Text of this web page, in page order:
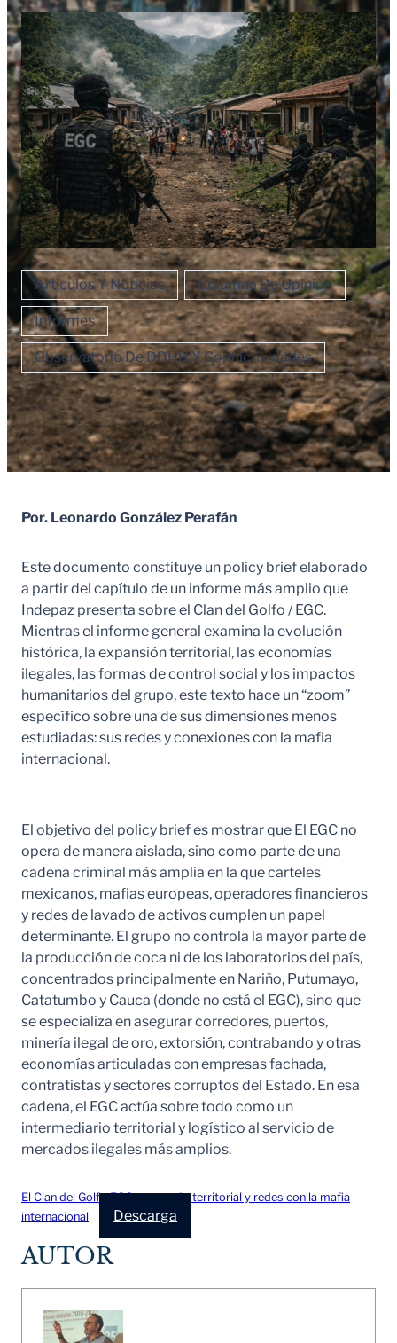
Artículos Y Noticias Columna De Opinión
Informes
Observatorio De DDHH Y Conflictividades
Por. Leonardo González Perafán
Este documento constituye un policy brief elaborado
a partir del capítulo de un informe más amplio que
Indepaz presenta sobre el Clan del Golfo / EGC.
Mientras el informe general examina la evolución
histórica, la expansión territorial, las economías
ilegales, las formas de control social y los impactos
humanitarios del grupo, este texto hace un “zoom”
específico sobre una de sus dimensiones menos
estudiadas: sus redes y conexiones con la mafia
internacional.
El objetivo del policy brief es mostrar que El EGC no
opera de manera aislada, sino como parte de una
cadena criminal más amplia en la que carteles
mexicanos, mafias europeas, operadores financieros
y redes de lavado de activos cumplen un papel
determinante. El grupo no controla la mayor parte de
la producción de coca ni de los laboratorios del país,
concentrados principalmente en Nariño, Putumayo,
Catatumbo y Cauca (donde no está el EGC), sino que
se especializa en asegurar corredores, puertos,
minería ilegal de oro, extorsión, contrabando y otras
economías articuladas con empresas fachada,
contratistas y sectores corruptos del Estado. En esa
cadena, el EGC actúa sobre todo como un
intermediario territorial y logístico al servicio de
mercados ilegales más amplios.
El Clan del Golfo EGC expansión territorial y redes con la mafia
internacional
Descarga
AUTOR